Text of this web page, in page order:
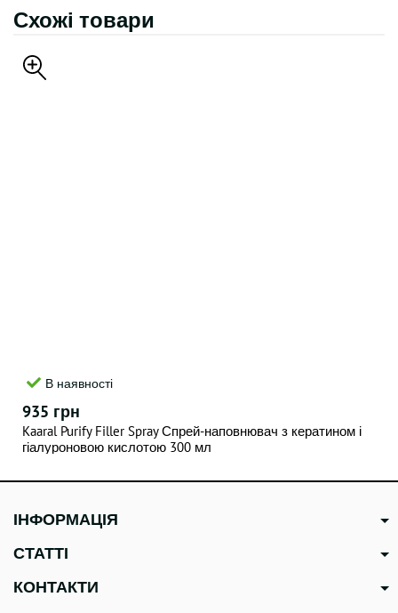
Схожі товари
В наявності
935 грн
Kaaral Purify Filler Spray Спрей-наповнювач з кератином і
гіалуроновою кислотою 300 мл
ІНФОРМАЦІЯ
СТАТТІ
КОНТАКТИ